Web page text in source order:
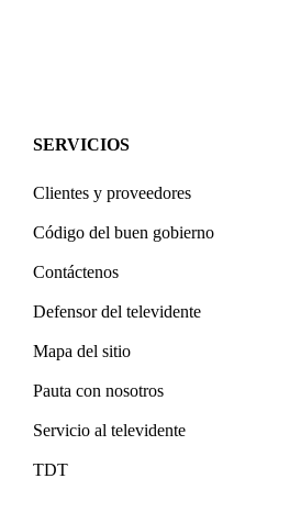
SERVICIOS
Clientes y proveedores
Código del buen gobierno
Contáctenos
Defensor del televidente
Mapa del sitio
Pauta con nosotros
Servicio al televidente
TDT